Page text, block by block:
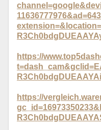
https://
https://